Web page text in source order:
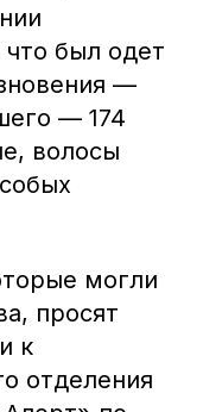
был одет
—
— 174
волосы
могли
просят
к
отделения